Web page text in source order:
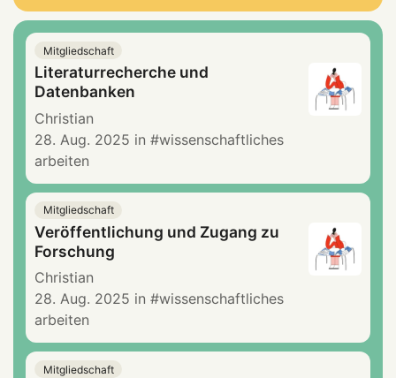
Mitgliedschaft
Literaturrecherche und
Datenbanken
Christian
28. Aug. 2025 in wissenschaftliches
arbeiten
Mitgliedschaft
Veröffentlichung und Zugang zu
Forschung
Christian
28. Aug. 2025 in wissenschaftliches
arbeiten
Mitgliedschaft